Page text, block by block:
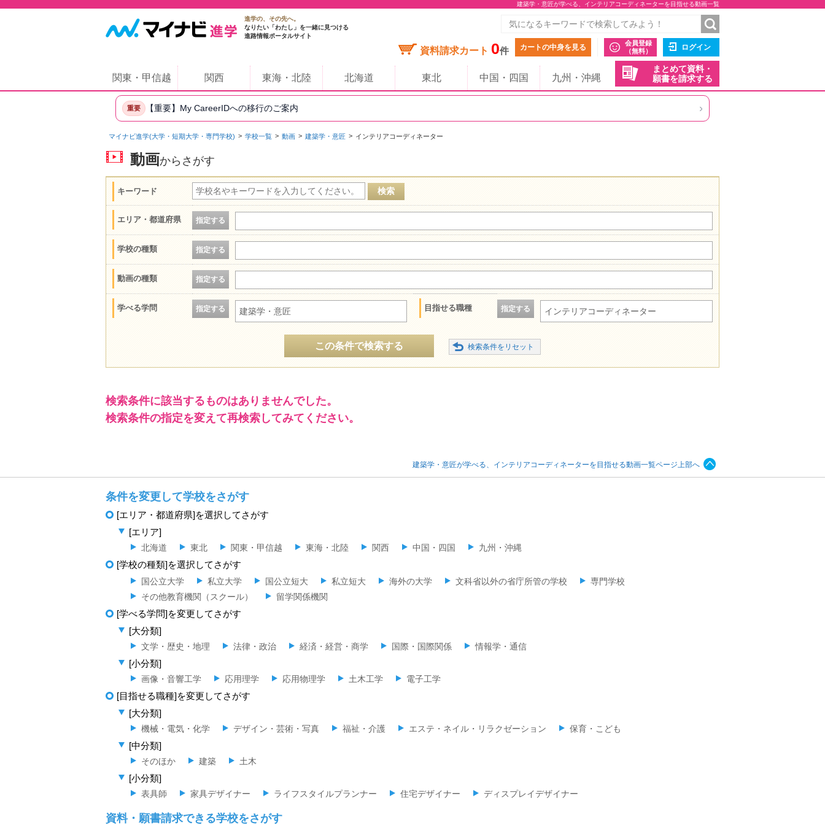
建築学・意匠が学べる、インテリアコーディネーターを目指せる動画一覧
進学の、その先へ。
なりたい「わたし」を一緒に見つける
進路情報ポータルサイト
資料請求カート 0件 カートの中身を見る
会員登録
（無料）
ログイン
まとめて資料・
願書を請求する
関東・甲信越 関西 東海・北陸 北海道 東北 中国・四国 九州・沖縄
重要 【重要】My CareerIDへの移行のご案内 ›
マイナビ進学(大学・短期大学・専門学校) 学校一覧 動画 建築学・意匠 インテリアコーディネーター
動画からさがす
キーワード
エリア・都道府県 指定する
学校の種類 指定する
動画の種類 指定する
学べる学問 指定する 建築学・意匠 目指せる職種 指定する インテリアコーディネーター
この条件で検索する
検索条件に該当するものはありませんでした。
検索条件の指定を変えて再検索してみてください。
建築学・意匠が学べる、インテリアコーディネーターを目指せる動画一覧ページ上部へ
条件を変更して学校をさがす
[エリア・都道府県]を選択してさがす
[エリア]
北海道 東北 関東・甲信越 東海・北陸 関西 中国・四国 九州・沖縄
[学校の種類]を選択してさがす
国公立大学 私立大学 国公立短大 私立短大 海外の大学 文科省以外の省庁所管の学校
専門学校
その他教育機関（スクール）
留学関係機関
[学べる学問]を変更してさがす
[大分類]
文学・歴史・地理 法律・政治 経済・経営・商学 国際・国際関係 情報学・通信
[小分類]
画像・音響工学 応用理学 応用物理学 土木工学 電子工学
[目指せる職種]を変更してさがす
[大分類]
機械・電気・化学 デザイン・芸術・写真 福祉・介護 エステ・ネイル・リラクゼーション 保育・こども
[中分類]
そのほか 建築 土木
[小分類]
表具師 家具デザイナー ライフスタイルプランナー 住宅デザイナー ディスプレイデザイナー
資料・願書請求できる学校をさがす